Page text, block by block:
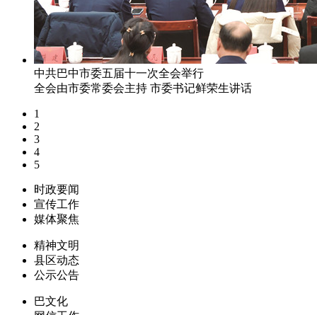
中共巴中市委五届十一次全会举行
全会由市委常委会主持 市委书记鲜荣生讲话
1
2
3
4
5
时政要闻
宣传工作
媒体聚焦
精神文明
县区动态
公示公告
巴文化